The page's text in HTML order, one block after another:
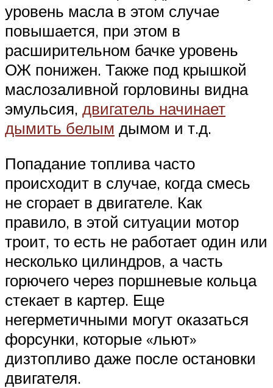
уровень масла в этом случае
повышается, при этом в
расширительном бачке уровень
ОЖ понижен. Также под крышкой
маслозаливной горловины видна
эмульсия, двигатель начинает
дымить белым дымом и т.д.
Попадание топлива часто
происходит в случае, когда смесь
не сгорает в двигателе. Как
правило, в этой ситуации мотор
троит, то есть не работает один или
несколько цилиндров, а часть
горючего через поршневые кольца
стекает в картер. Еще
негерметичными могут оказаться
форсунки, которые «льют»
дизтопливо даже после остановки
двигателя.